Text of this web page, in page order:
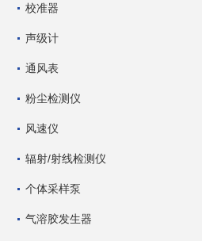
校准器
声级计
通风表
粉尘检测仪
风速仪
辐射/射线检测仪
个体采样泵
气溶胶发生器